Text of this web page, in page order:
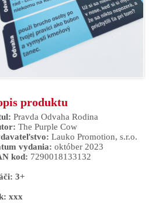
produktu
Pravda Odvaha Rodina
The Purple Cow
Lauko Promotion, s.r.o.
vydania: október 2023
kod: 7290018133132
3+
xxx